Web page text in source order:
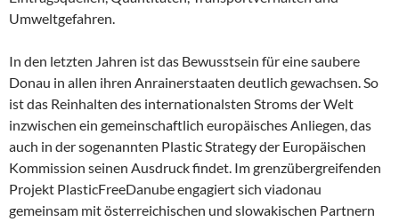
Umweltgefahren.
In den letzten Jahren ist das Bewusstsein für eine saubere
Donau in allen ihren Anrainerstaaten deutlich gewachsen. So
ist das Reinhalten des internationalsten Stroms der Welt
inzwischen ein gemeinschaftlich europäisches Anliegen, das
auch in der sogenannten Plastic Strategy der Europäischen
Kommission seinen Ausdruck findet. Im grenzübergreifenden
Projekt PlasticFreeDanube engagiert sich viadonau
gemeinsam mit österreichischen und slowakischen Partnern